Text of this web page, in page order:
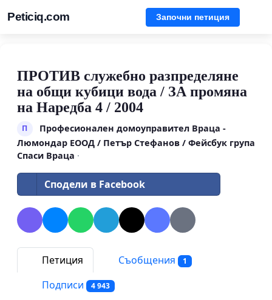
Peticiq.com Започни петиция
ПРОТИВ служебно разпределяне
на общи кубици вода / ЗА промяна
на Наредба 4 / 2004
П
Професионален домоуправител Враца -
Люмондар ЕООД / Петър Стефанов / Фейсбук група
Спаси Враца ·
Сподели в Facebook
Петиция Съобщения 1
Подписи 4 943